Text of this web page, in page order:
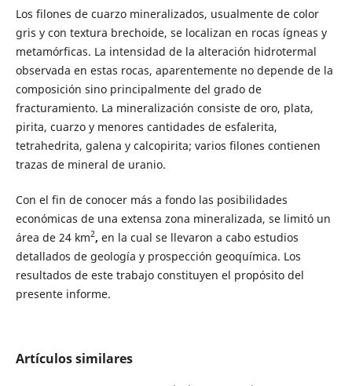
Los filones de cuarzo mineralizados, usualmente de color
gris y con textura brechoide, se localizan en rocas ígneas y
metamórficas. La intensidad de la alteración hidrotermal
observada en estas rocas, aparentemente no depende de la
composición sino principalmente del grado de
fracturamiento. La mineralización consiste de oro, plata,
pirita, cuarzo y menores cantidades de esfalerita,
tetrahedrita, galena y calcopirita; varios filones contienen
trazas de mineral de uranio.
Con el fin de conocer más a fondo las posibilidades
económicas de una extensa zona mineralizada, se limitó un
área de 24 km2, en la cual se llevaron a cabo estudios
detallados de geología y prospección geoquímica. Los
resultados de este trabajo constituyen el propósito del
presente informe.
Artículos similares